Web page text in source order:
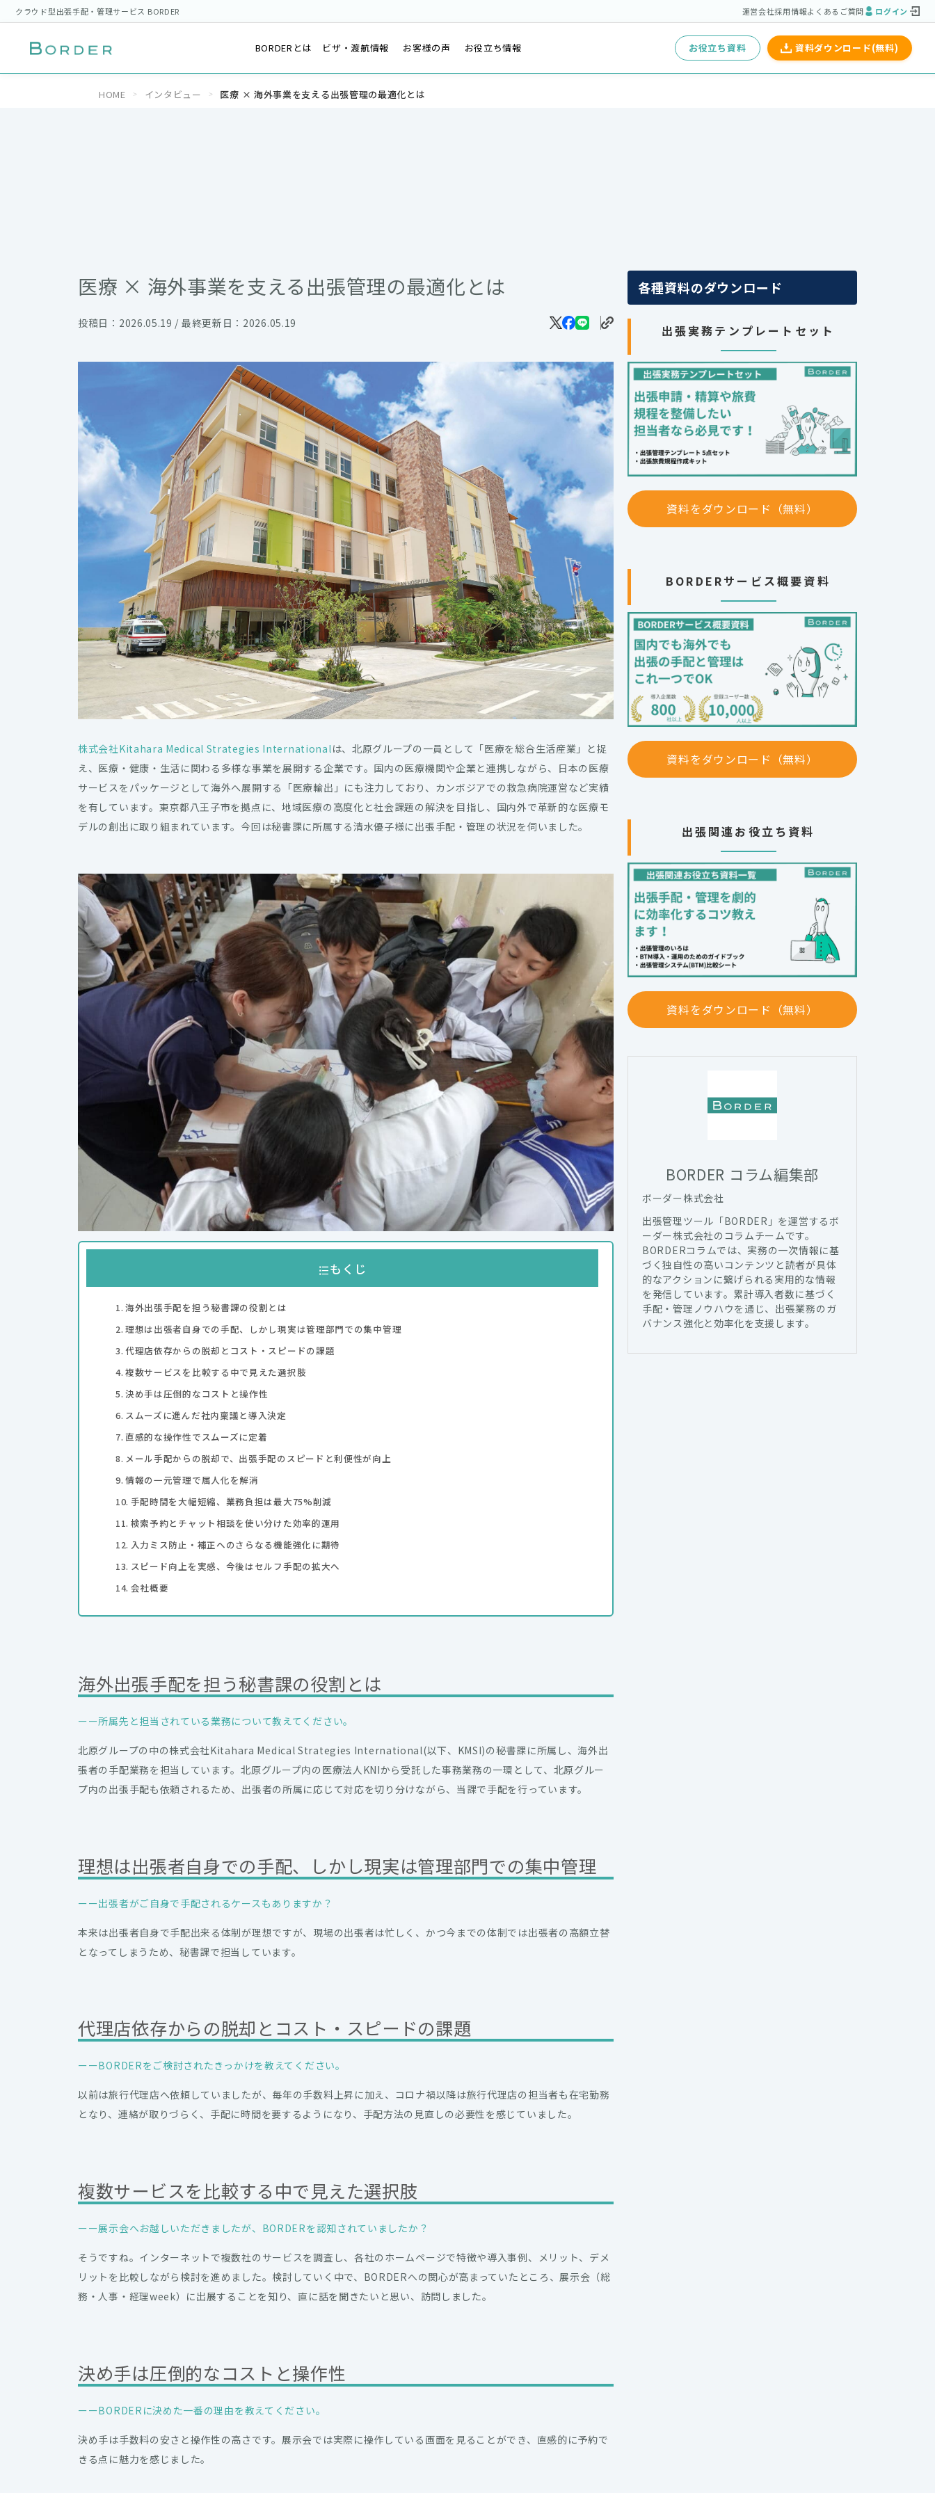
クラウド型出張手配・管理サービス BORDER 運営会社採用情報よくあるご質問 ログイン
BORDERとは ビザ・渡航情報 お客様の声 お役立ち情報 お役立ち資料 資料ダウンロード(無料)
HOME インタビュー 医療 × 海外事業を支える出張管理の最適化とは
医療 × 海外事業を支える出張管理の最適化とは
投稿日：2026.05.19 / 最終更新日：2026.05.19
株式会社Kitahara Medical Strategies Internationalは、北原グループの一員として「医療を総合生活産業」と捉
え、医療・健康・生活に関わる多様な事業を展開する企業です。国内の医療機関や企業と連携しながら、日本の医療
サービスをパッケージとして海外へ展開する「医療輸出」にも注力しており、カンボジアでの救急病院運営など実績
を有しています。東京都八王子市を拠点に、地域医療の高度化と社会課題の解決を目指し、国内外で革新的な医療モ
デルの創出に取り組まれています。今回は秘書課に所属する清水優子様に出張手配・管理の状況を伺いました。
もくじ
海外出張手配を担う秘書課の役割とは
理想は出張者自身での手配、しかし現実は管理部門での集中管理
代理店依存からの脱却とコスト・スピードの課題
複数サービスを比較する中で見えた選択肢
決め手は圧倒的なコストと操作性
スムーズに進んだ社内稟議と導入決定
直感的な操作性でスムーズに定着
メール手配からの脱却で、出張手配のスピードと利便性が向上
情報の一元管理で属人化を解消
手配時間を大幅短縮、業務負担は最大75%削減
検索予約とチャット相談を使い分けた効率的運用
入力ミス防止・補正へのさらなる機能強化に期待
スピード向上を実感、今後はセルフ手配の拡大へ
会社概要
海外出張手配を担う秘書課の役割とは
ーー所属先と担当されている業務について教えてください。
北原グループの中の株式会社Kitahara Medical Strategies International(以下、KMSI)の秘書課に所属し、海外出
張者の手配業務を担当しています。北原グループ内の医療法人KNIから受託した事務業務の一環として、北原グルー
プ内の出張手配も依頼されるため、出張者の所属に応じて対応を切り分けながら、当課で手配を行っています。
理想は出張者自身での手配、しかし現実は管理部門での集中管理
ーー出張者がご自身で手配されるケースもありますか？
本来は出張者自身で手配出来る体制が理想ですが、現場の出張者は忙しく、かつ今までの体制では出張者の高額立替
となってしまうため、秘書課で担当しています。
代理店依存からの脱却とコスト・スピードの課題
ーーBORDERをご検討されたきっかけを教えてください。
以前は旅行代理店へ依頼していましたが、毎年の手数料上昇に加え、コロナ禍以降は旅行代理店の担当者も在宅勤務
となり、連絡が取りづらく、手配に時間を要するようになり、手配方法の見直しの必要性を感じていました。
複数サービスを比較する中で見えた選択肢
ーー展示会へお越しいただきましたが、BORDERを認知されていましたか？
そうですね。インターネットで複数社のサービスを調査し、各社のホームページで特徴や導入事例、メリット、デメ
リットを比較しながら検討を進めました。検討していく中で、BORDERへの関心が高まっていたところ、展示会（総
務・人事・経理week）に出展することを知り、直に話を聞きたいと思い、訪問しました。
決め手は圧倒的なコストと操作性
ーーBORDERに決めた一番の理由を教えてください。
決め手は手数料の安さと操作性の高さです。展示会では実際に操作している画面を見ることができ、直感的に予約で
きる点に魅力を感じました。
各種資料のダウンロード
出張実務テンプレートセット
資料をダウンロード（無料）
BORDERサービス概要資料
資料をダウンロード（無料）
出張関連お役立ち資料
資料をダウンロード（無料）
BORDER コラム編集部
ボーダー株式会社
出張管理ツール「BORDER」を運営するボ
ーダー株式会社のコラムチームです。
BORDERコラムでは、実務の一次情報に基
づく独自性の高いコンテンツと読者が具体
的なアクションに繋げられる実用的な情報
を発信しています。累計導入者数に基づく
手配・管理ノウハウを通じ、出張業務のガ
バナンス強化と効率化を支援します。